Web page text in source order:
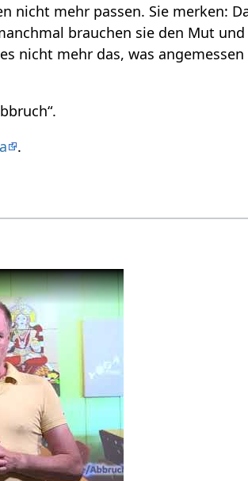
nicht mehr passen. Sie merken:
brauchen sie den Mut
nicht mehr das, was
.